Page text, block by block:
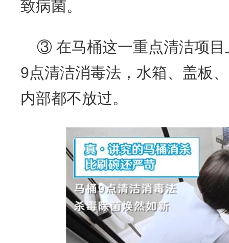
致病菌。
③ 在马桶这一重点清洁项
9点清洁消毒法，水箱、盖板
内部都不放过。